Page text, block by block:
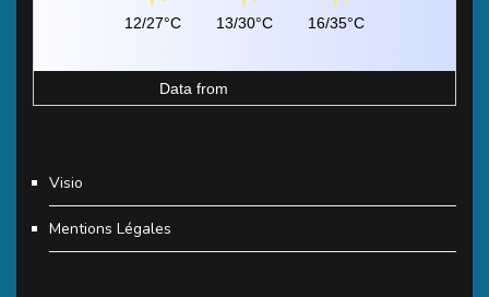
12/27°C 13/30°C 16/35°C
Data from
Visio
Mentions Légales